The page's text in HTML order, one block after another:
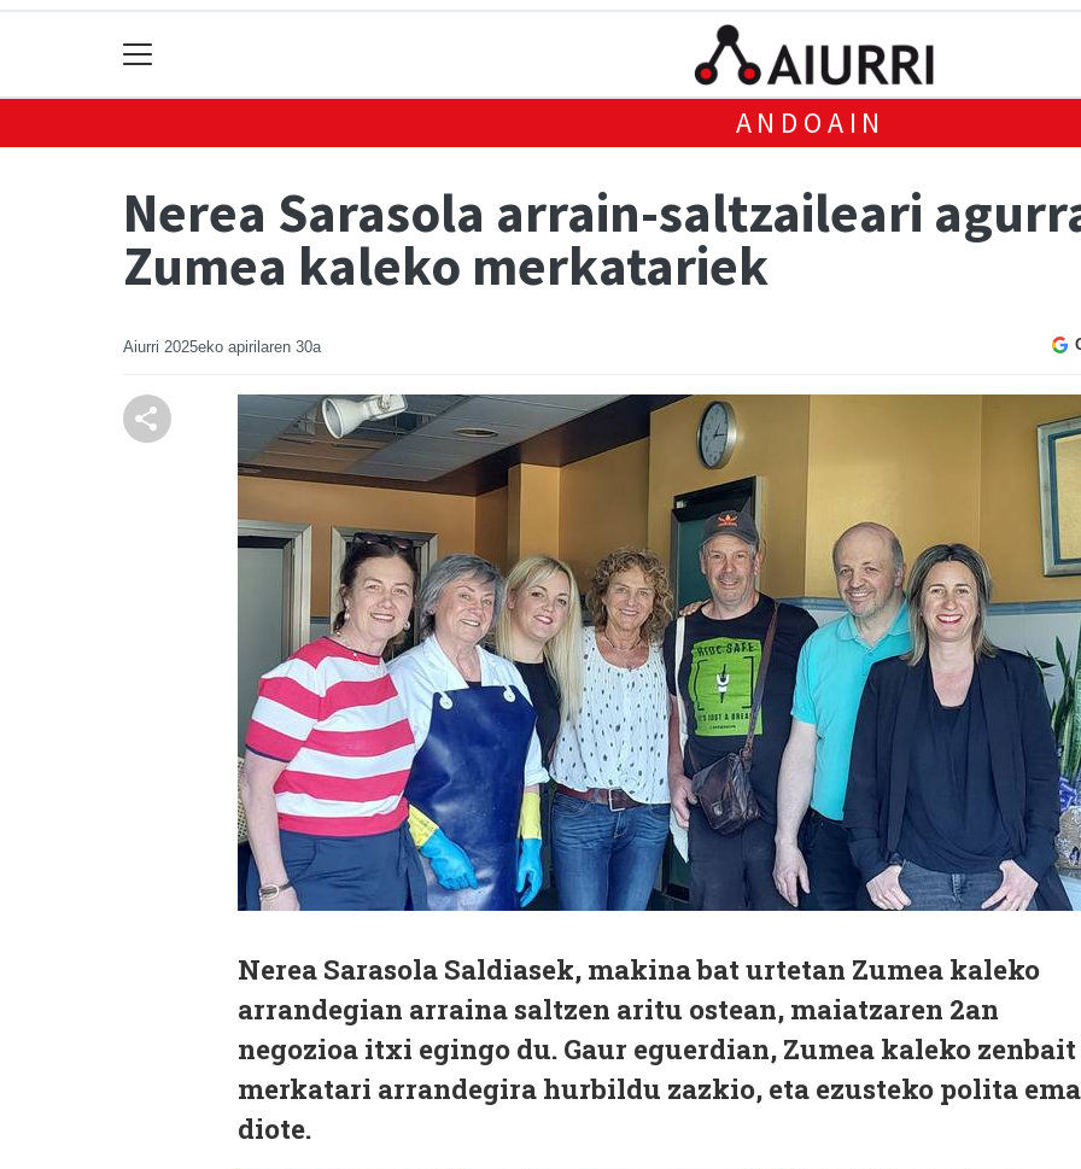
ANDOAIN
Nerea Sarasola arrain-saltzaileari
Zumea kaleko merkatariek
Aiurri 2025eko apirilaren 30a
Nerea Sarasola Saldiasek, makina bat urtetan Zumea kaleko
arrandegian arraina saltzen aritu ostean, maiatzaren 2an
negozioa itxi egingo du. Gaur eguerdian, Zumea kaleko zenbait
merkatari arrandegira hurbildu zazkio, eta ezusteko polita
diote.